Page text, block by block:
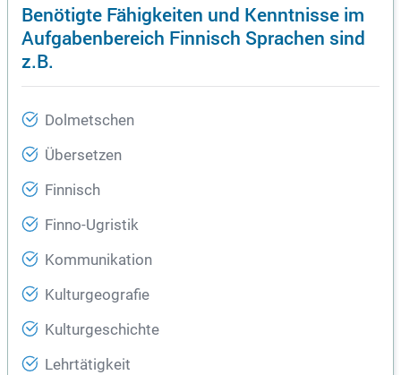
Benötigte Fähigkeiten und Kenntnisse im
Aufgabenbereich Finnisch Sprachen sind
z.B.
Dolmetschen
Übersetzen
Finnisch
Finno-Ugristik
Kommunikation
Kulturgeografie
Kulturgeschichte
Lehrtätigkeit